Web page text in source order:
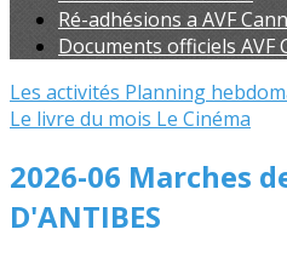
Ré-adhésions a AVF
Documents officiels AVF
Les activités Planning
Le livre du mois Le Cinéma
2026-06 Marches
D'ANTIBES